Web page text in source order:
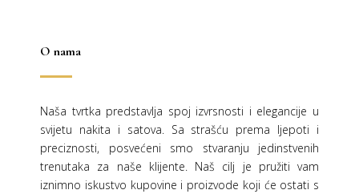
O nama
Naša tvrtka predstavlja spoj izvrsnosti i elegancije u
svijetu nakita i satova. Sa strašću prema ljepoti i
preciznosti, posvećeni smo stvaranju jedinstvenih
trenutaka za naše klijente. Naš cilj je pružiti vam
iznimno iskustvo kupovine i proizvode koji će ostati s